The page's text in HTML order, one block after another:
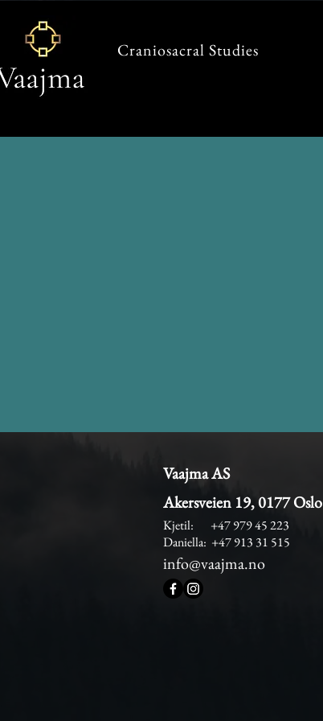
Craniosacral Studies
Vaajma AS
Akersveien 19, 0177 Oslo
Kjetil: +47 979 45 223
Daniella: +47 913 31 515
info@vaajma.no